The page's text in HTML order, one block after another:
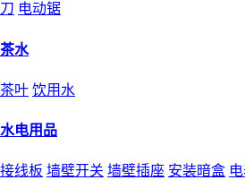
刀 电动锯
茶水
茶叶 饮用水
水电用品
接线板 墙壁开关 墙壁插座 安装暗盒